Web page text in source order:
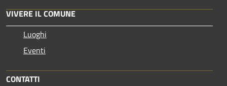
VIVERE IL COMUNE
Luoghi
Eventi
CONTATTI